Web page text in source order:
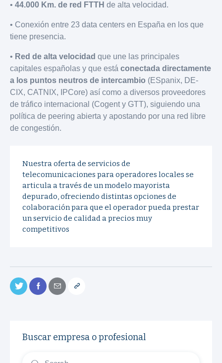
• 44.000 Km. de red FTTH de alta velocidad.
• Conexión entre 23 data centers en España en los que
tiene presencia.
• Red de alta velocidad que une las principales
capitales españolas y que está conectada directamente
a los puntos neutros de intercambio (ESpanix, DE-
CIX, CATNIX, IPCore) así como a diversos proveedores
de tráfico internacional (Cogent y GTT), siguiendo una
política de peering abierta y apostando por una red libre
de congestión.
Nuestra oferta de servicios de
telecomunicaciones para operadores locales se
articula a través de un modelo mayorista
depurado, ofreciendo distintas opciones de
colaboración para que el operador pueda prestar
un servicio de calidad a precios muy
competitivos
Buscar empresa o profesional